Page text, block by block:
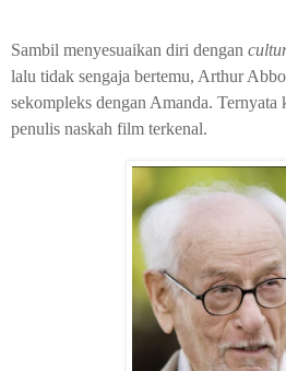
Sambil menyesuaikan diri dengan
lalu tidak sengaja bertemu, Arthur
sekompleks dengan Amanda. Ternyata
penulis naskah film terkenal.